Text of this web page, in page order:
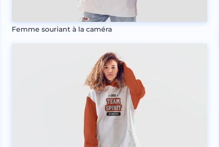
Femme souriant à la caméra